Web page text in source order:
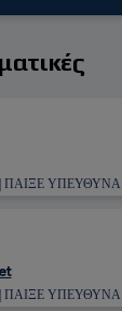
| ΠΑΙΞΕ ΥΠΕΥΘΥΝΑ
| ΠΑΙΞΕ ΥΠΕΥΘΥΝΑ